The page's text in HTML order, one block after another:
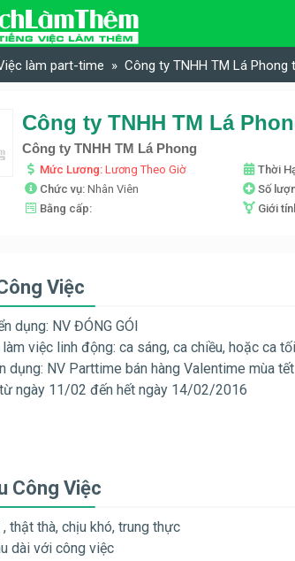
làm part-time Công ty TNHH TM Lá Phong
Công ty TNHH TM Lá
Công ty TNHH TM Lá Phong
Mức Lương: Lương Theo Giờ Thời
Chức vụ: Nhân Viên Số
Bằng cấp:
Giới
Việc
dụng: NV ĐÓNG GÓI
việc linh động: ca sáng, ca chiều, hoặc ca tối
dụng: NV Parttime bán hàng Valentime mùa tết
ngày 11/02 đến hết ngày 14/02/2016
Công Việc
thật thà, chịu khó, trung thực
dài với công việc